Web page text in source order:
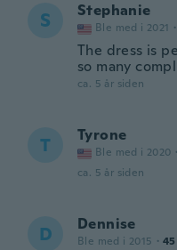
S Stephanie
Ble med i 2021 ·
The dress is
so many
ca. 5 år siden
T Tyrone
Ble med i 2020 ·
ca. 5 år siden
D Dennise
Ble med i 2015 · 45